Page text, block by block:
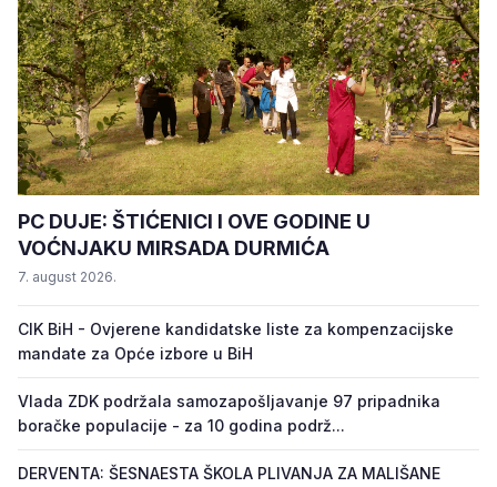
PC DUJE: ŠTIĆENICI I OVE GODINE U
VOĆNJAKU MIRSADA DURMIĆA
7. august 2026.
CIK BiH - Ovjerene kandidatske liste za kompenzacijske
mandate za Opće izbore u BiH
Vlada ZDK podržala samozapošljavanje 97 pripadnika
boračke populacije - za 10 godina podrž...
DERVENTA: ŠESNAESTA ŠKOLA PLIVANJA ZA MALIŠANE